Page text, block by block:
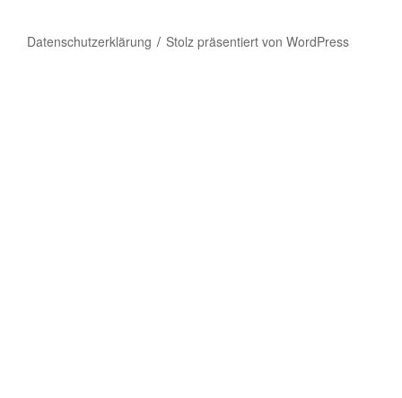
Datenschutzerklärung Stolz präsentiert von WordPress